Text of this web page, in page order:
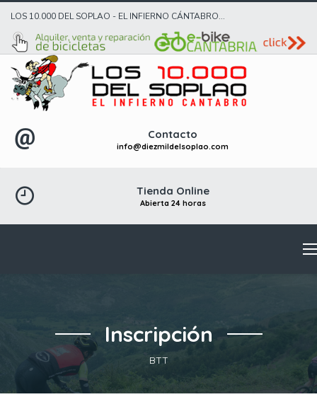
LOS 10.000 DEL SOPLAO - EL INFIERNO CÁNTABRO...
Contacto
info@diezmildelsoplao.com
Tienda Online
Abierta 24 horas
Inscripción
BTT